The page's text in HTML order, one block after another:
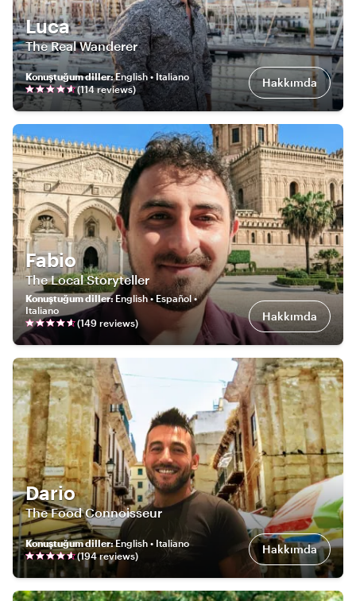
Luca
The Real Wanderer
Konuştuğum diller:English • Italiano
(114reviews) Hakkımda
Fabio
The Local Storyteller
Konuştuğum diller:English • Español •
Italiano
(149 reviews) Hakkımda
Dario
The Food Connoisseur
Konuştuğum diller:English • Italiano
(194reviews) Hakkımda